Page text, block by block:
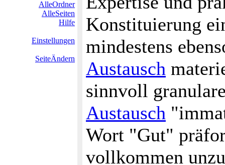
AlleOrdner
AlleSeiten
Hilfe
Einstellungen
SeiteÄndern
Konstituierung
mindestens
Austausch
sinnvoll
Austausch
Wort "Gut"
vollkommen